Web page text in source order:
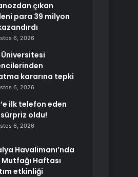
çıkan
para 39 milyon
6, 2026
kararına tepki
6, 2026
ilk telefon eden
oldu!
6, 2026
Havalimanı’nda
Mutfağı Haftası
etkinliği